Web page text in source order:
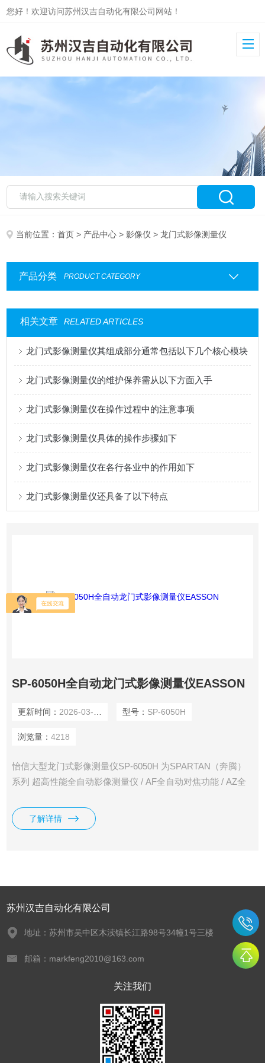
您好！欢迎访问苏州汉吉自动化有限公司网站！
当前位置：首页 > 产品中心 >影像仪 > 龙门式影像测量仪
产品分类 PRODUCT CATEGORY
相关文章 RELATED ARTICLES
龙门式影像测量仪其组成部分通常包括以下几个核心模块
龙门式影像测量仪的维护保养需从以下方面入手
龙门式影像测量仪在操作过程中的注意事项
龙门式影像测量仪具体的操作步骤如下
龙门式影像测量仪在各行各业中的作用如下
龙门式影像测量仪还具备了以下特点
SP-6050H全自动龙门式影像测量仪EASSON
更新时间： 2026-03-20 型号： SP-6050H
浏览量： 4218
怡信大型龙门式影像测量仪SP-6050H 为SPARTAN（奔腾）
系列 超高性能全自动影像测量仪 / AF全自动对焦功能 / AZ全
了解详情
苏州汉吉自动化有限公司
地址：苏州市吴中区木渎镇长江路98号34幢1号三楼
邮箱：markfeng2010@163.com
关注我们